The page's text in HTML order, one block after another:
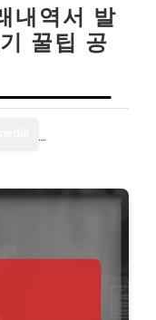
내역서 발
꿀팁 공